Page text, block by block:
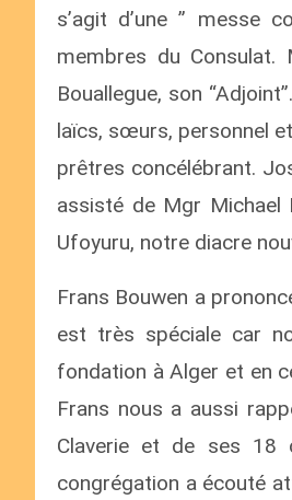
s’agit d’une ” messe
membres du
Bouallegue, son
laïcs, sœurs, personnel
prêtres concélébrant.
assisté de Mgr Michael
Ufoyuru, notre diacre
Frans Bouwen a
est très spéciale car
fondation à Alger et en
Frans nous a aussi
Claverie et de ses 18
congrégation a écouté